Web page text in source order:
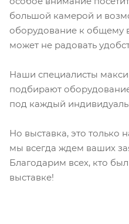
большой камерой и
оборудование к общему
может не радовать
Наши специалисты
подбирают
под каждый
Но выставка, это только
мы всегда ждем ваших
Благодарим всех, кто
выставке!